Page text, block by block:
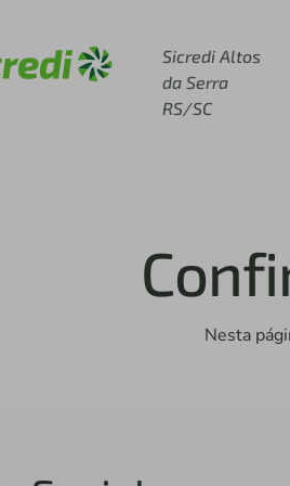
Sicredi Altos
da Serra
RS/SC
Nesta